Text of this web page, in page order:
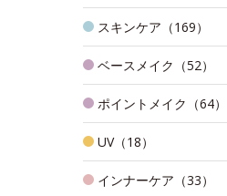
スキンケア（169）
ベースメイク（52）
ポイントメイク（64）
UV（18）
インナーケア（33）